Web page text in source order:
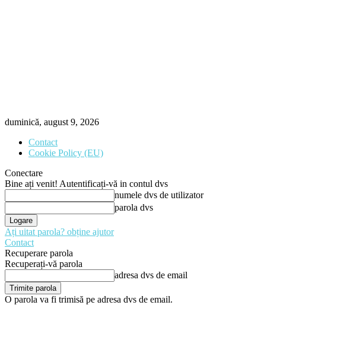
duminică, august 9, 2026
Contact
Cookie Policy (EU)
Conectare
Bine ați venit! Autentificați-vă in contul dvs
numele dvs de utilizator
parola dvs
Ați uitat parola? obține ajutor
Contact
Recuperare parola
Recuperați-vă parola
adresa dvs de email
O parola va fi trimisă pe adresa dvs de email.